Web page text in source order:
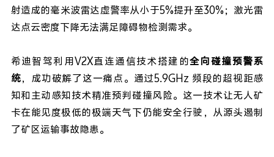
射造成的毫米波雷达虚警率从小于5%提升至30%；激光雷
达点云密度下降无法满足障碍物检测需求。
希迪智驾利用V2X直连通信技术搭建的全向碰撞预警系
统，成功破解了这一痛点。通过5.9GHz 频段的超视距感
知和主动感知技术精准预判碰撞风险。这一技术让无人矿
卡在能见度极低的极端天气下仍能安全行驶，从源头遏制
了矿区运输事故隐患。